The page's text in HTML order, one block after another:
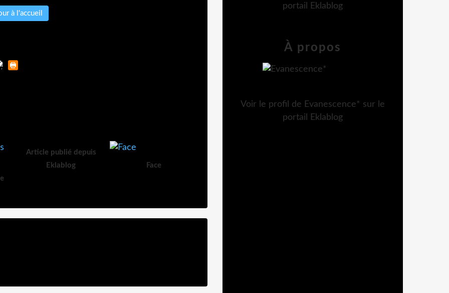
à l'accueil
Article publié depuis
Eklablog
Face
portail Eklablog
À propos
Voir le profil de Evanescence* sur le
portail Eklablog